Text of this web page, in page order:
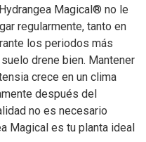
Magical® no le
regularmente, tanto en
los periodos más
drene bien. Mantener
crece en un clima
después del
no es necesario
Magical es tu planta ideal